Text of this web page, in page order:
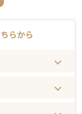
らから